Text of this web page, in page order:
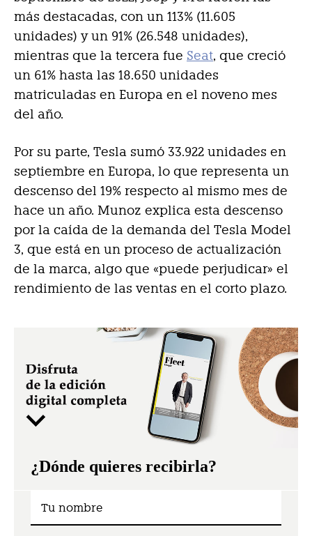
más destacadas, con un 113% (11.605
unidades) y un 91% (26.548 unidades),
mientras que la tercera fue Seat, que creció
un 61% hasta las 18.650 unidades
matriculadas en Europa en el noveno mes
del año.
Por su parte, Tesla sumó 33.922 unidades en
septiembre en Europa, lo que representa un
descenso del 19% respecto al mismo mes de
hace un año. Munoz explica esta descenso
por la caída de la demanda del Tesla Model
3, que está en un proceso de actualización
de la marca, algo que «puede perjudicar» el
rendimiento de las ventas en el corto plazo.
¿Dónde quieres recibirla?